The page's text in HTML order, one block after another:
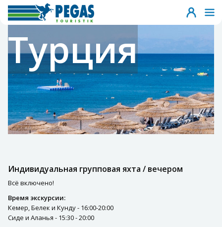
Турция
Индивидуальная групповая яхта / вечером
Всё включено!
Время экскурсии:
Кемер, Белек и Кунду - 16:00-20:00
Сиде и Аланья - 15:30 - 20:00